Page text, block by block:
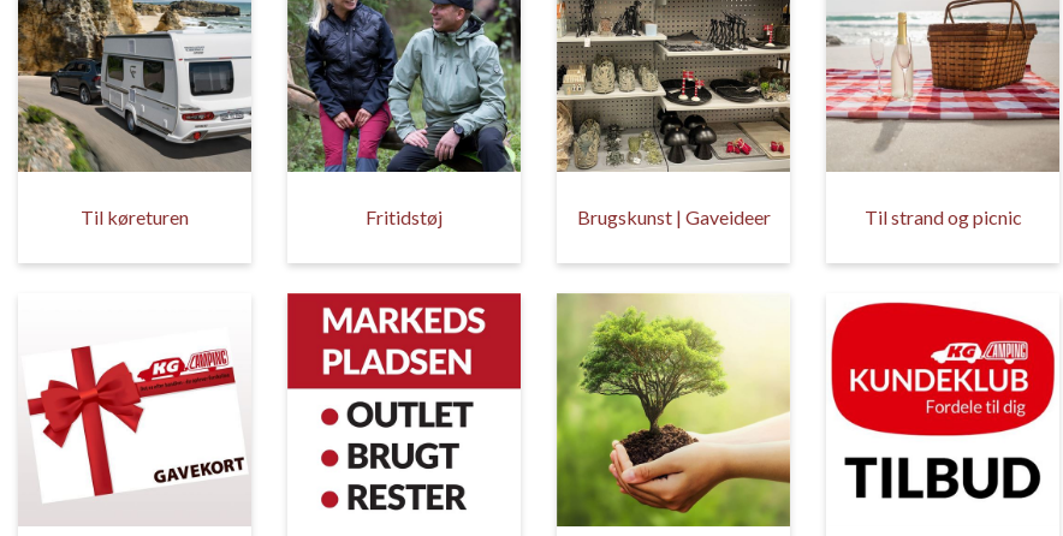
Til køreturen Fritidstøj Brugskunst | Gaveideer Til strand og picnic